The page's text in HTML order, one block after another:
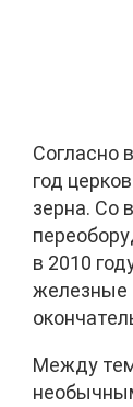
Согласно
год
зерна. Со
в 2010
железные
Между